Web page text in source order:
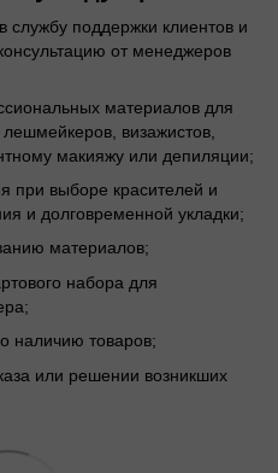
службу поддержки клиентов и
от менеджеров
материалов для
визажистов,
макияжу или депиляции;
при выборе красителей и
и долговременной укладки;
материалов;
набора для
наличию товаров;
или решении возникших